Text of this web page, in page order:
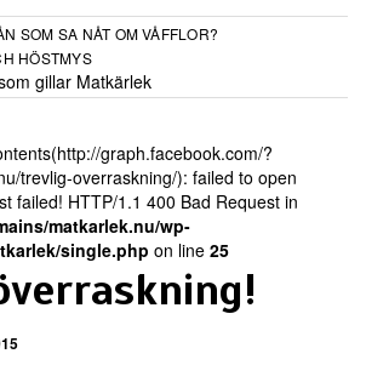
SOM SA NÅT OM VÅFFLOR?
HÖSTMYS
gillar Matkärlek
graph.facebook.com/?
trevlig-overraskning/): failed to open
failed! HTTP/1.1 400 Bad Request in
matkarlek.nu/wp-
single.php on line 25